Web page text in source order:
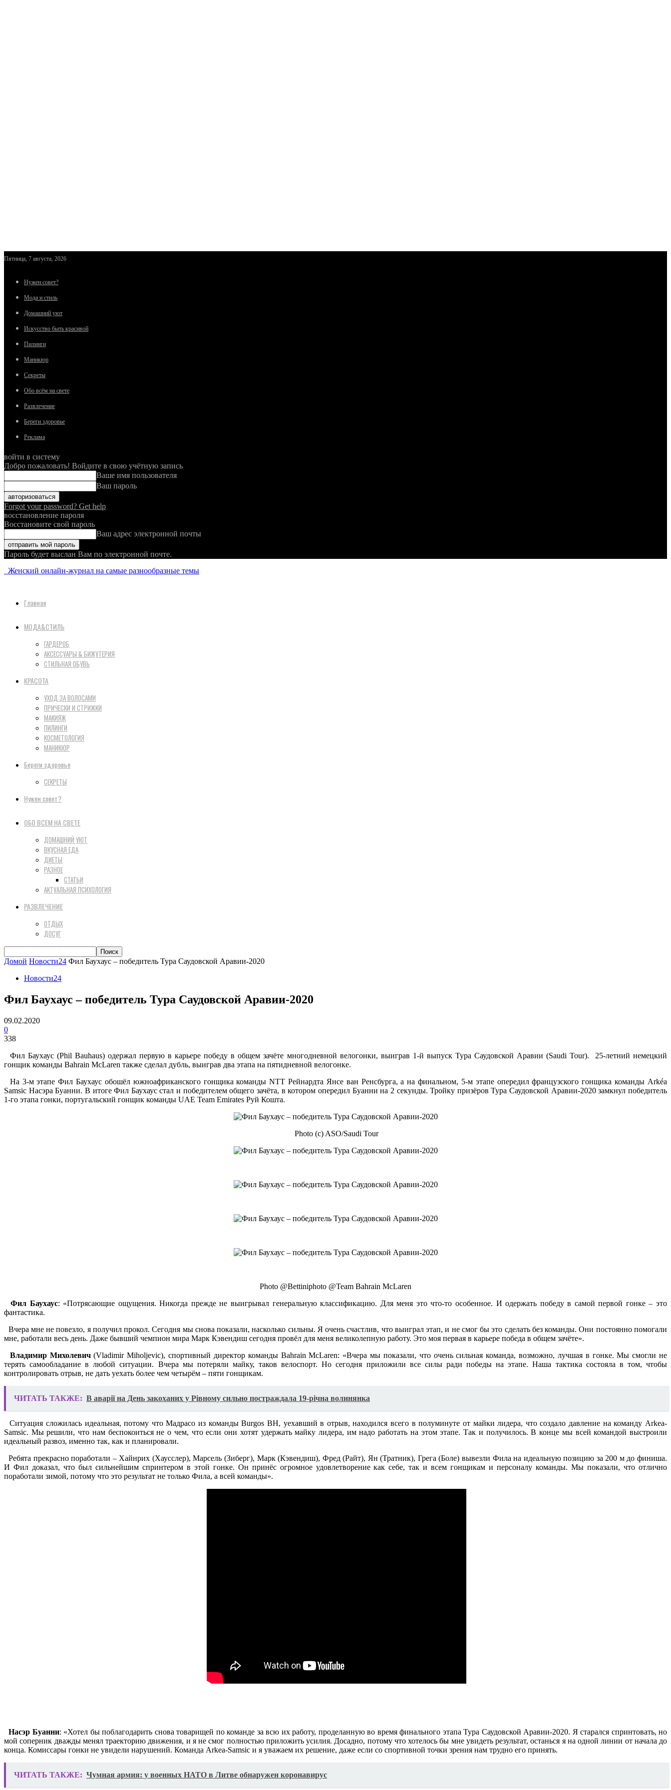
Пятница, 7 августа, 2026
Нужен совет?
Мода и стиль
Домашний уют
Искусство быть красивой
Пилинги
Маникюр
Секреты
Обо всём на свете
Развлечение
Береги здоровье
Реклама
войти в систему
Добро пожаловать! Войдите в свою учётную запись
Ваше имя пользователя
Ваш пароль
Forgot your password? Get help
восстановление пароля
Восстановите свой пароль
Ваш адрес электронной почты
Пароль будет выслан Вам по электронной почте.
Женский онлайн-журнал на самые разнообразные темы
Главная
МОДА&СТИЛЬ
ГАРДЕРОБ
АКСЕССУАРЫ & БИЖУТЕРИЯ
СТИЛЬНАЯ ОБУВЬ
КРАСОТА
УХОД ЗА ВОЛОСАМИ
ПРИЧЕСКИ И СТРИЖКИ
МАКИЯЖ
ПИЛИНГИ
КОСМЕТОЛОГИЯ
МАНИКЮР
Береги здоровье
СЕКРЕТЫ
Нужен совет?
ОБО ВСЕМ НА СВЕТЕ
ДОМАШНИЙ УЮТ
ВКУСНАЯ ЕДА
ДИЕТЫ
РАЗНОЕ
СТАТЬИ
АКТУАЛЬНАЯ ПСИХОЛОГИЯ
РАЗВЛЕЧЕНИЕ
ОТДЫХ
ДОСУГ
Домой Новости24 Фил Баухаус – победитель Тура Саудовской Аравии-2020
Новости24
Фил Баухаус – победитель Тура Саудовской Аравии-2020
09.02.2020
0
338
Фил Баухаус (Phil Bauhaus) одержал первую в карьере победу в общем зачёте многодневной велогонки, выиграв 1-й выпуск Тура Саудовской Аравии (Saudi Tour). 25-летний немецкий
гонщик команды Bahrain McLaren также сделал дубль, выиграв два этапа на пятидневной велогонке.
На 3-м этапе Фил Баухаус обошёл южноафриканского гонщика команды NTT Рейнардта Янсе ван Ренсбурга, а на финальном, 5-м этапе опередил французского гонщика команды Arkéa
Samsic Насэра Буанни. В итоге Фил Баухаус стал и победителем общего зачёта, в котором опередил Буанни на 2 секунды. Тройку призёров Тура Саудовской Аравии-2020 замкнул победитель
1-го этапа гонки, португальский гонщик команды UAE Team Emirates Руй Кошта.
Photo (c) ASO/Saudi Tour
Photo @Bettiniphoto @Team Bahrain McLaren
Фил Баухаус: «Потрясающие ощущения. Никогда прежде не выигрывал генеральную классификацию. Для меня это что-то особенное. И одержать победу в самой первой гонке – это
фантастика.
Вчера мне не повезло, я получил прокол. Сегодня мы снова показали, насколько сильны. Я очень счастлив, что выиграл этап, и не смог бы это сделать без команды. Они постоянно помогали
мне, работали весь день. Даже бывший чемпион мира Марк Кэвендиш сегодня провёл для меня великолепную работу. Это моя первая в карьере победа в общем зачёте».
Владимир Михолевич(Vladimir Miholjevic), спортивный директор команды Bahrain McLaren: «Вчера мы показали, что очень сильная команда, возможно, лучшая в гонке. Мы смогли не
терять самообладание в любой ситуации. Вчера мы потеряли майку, таков велоспорт. Но сегодня приложили все силы ради победы на этапе. Наша тактика состояла в том, чтобы
контролировать отрыв, не дать уехать более чем четырём – пяти гонщикам.
ЧИТАТЬ ТАКЖЕ: В аварії на День закоханих у Рівному сильно постраждала 19-річна волинянка
Ситуация сложилась идеальная, потому что Мадрасо из команды Burgos BH, уехавший в отрыв, находился всего в полуминуте от майки лидера, что создало давление на команду Arkea-
Samsic. Мы решили, что нам беспокоиться не о чем, что если они хотят удержать майку лидера, им надо работать на этом этапе. Так и получилось. В конце мы всей командой выстроили
идеальный развоз, именно так, как и планировали.
Ребята прекрасно поработали – Хайнрих (Хаусслер), Марсель (Зиберг), Марк (Кэвендиш), Фред (Райт), Ян (Тратник), Грега (Боле) вывезли Фила на идеальную позицию за 200 м до финиша.
И Фил доказал, что был сильнейшим спринтером в этой гонке. Он принёс огромное удовлетворение как себе, так и всем гонщикам и персоналу команды. Мы показали, что отлично
поработали зимой, потому что это результат не только Фила, а всей команды».
Насэр Буанни: «Хотел бы поблагодарить снова товарищей по команде за всю их работу, проделанную во время финального этапа Тура Саудовской Аравии-2020. Я старался спринтовать, но
мой соперник дважды менял траекторию движения, и я не смог полностью приложить усилия. Досадно, потому что хотелось бы мне увидеть результат, останься я на одной линии от начала до
конца. Комиссары гонки не увидели нарушений. Команда Arkea-Samsic и я уважаем их решение, даже если со спортивной точки зрения нам трудно его принять.
ЧИТАТЬ ТАКЖЕ: Чумная армия: у военных НАТО в Литве обнаружен коронавирус